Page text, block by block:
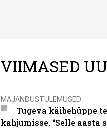
VIIMASED
MAJANDUSTULEMUSED
Tugeva käibehüppe
kahjumisse. “Selle aasta